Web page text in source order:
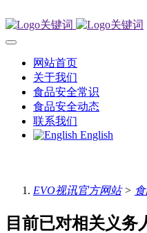
网站首页
关于我们
食品安全常识
食品安全动态
联系我们
English
EVO视讯官方网站>
目前已对相关义务